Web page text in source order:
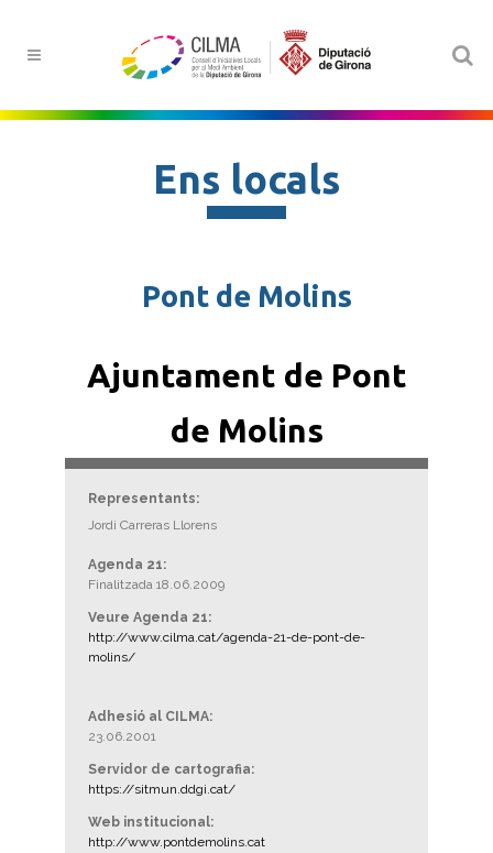
Ens locals
Pont de Molins
Ajuntament de Pont
de Molins
Representants:
Jordi Carreras Llorens
Agenda 21:
Finalitzada 18.06.2009
Veure Agenda 21:
http://www.cilma.cat/agenda-21-de-pont-de-
molins/
Adhesió al CILMA:
23.06.2001
Servidor de cartografia:
https://sitmun.ddgi.cat/
Web institucional:
http://www.pontdemolins.cat